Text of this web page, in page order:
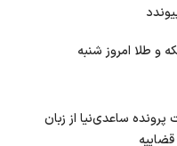
و طلا امروز شنبه
ساعدی‌نیا از زبان